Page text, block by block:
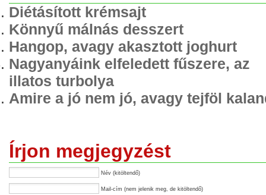
Diétásított krémsajt
Könnyű málnás desszert
Hangop, avagy akasztott joghurt
Nagyanyáink elfeledett fűszere, az
illatos turbolya
Amire a jó nem jó, avagy tejföl
Írjon megjegyzést
Név (kitöltendő)
Mail-cím (nem jelenik meg, de kitöltendő)